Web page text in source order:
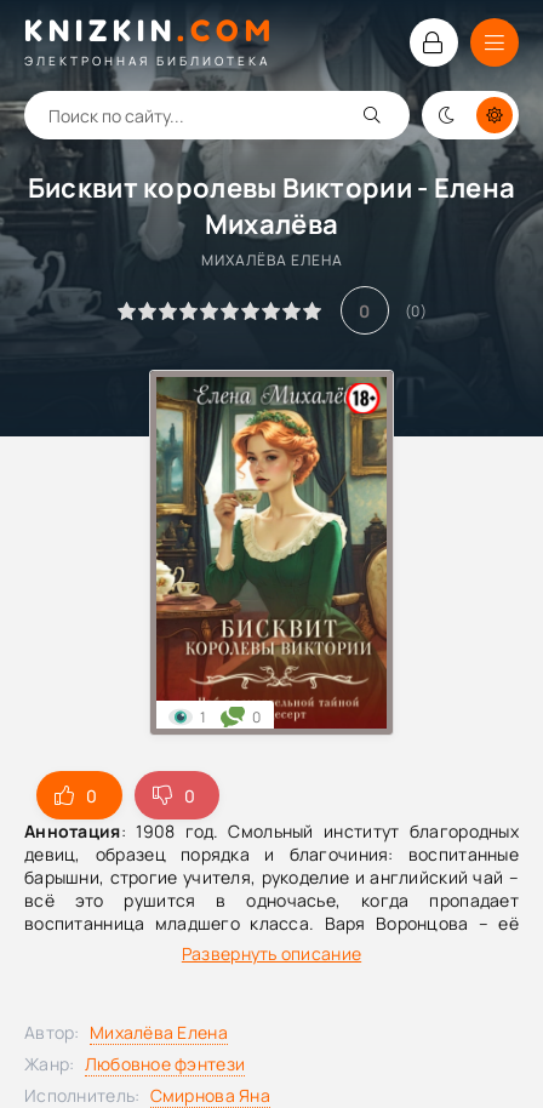
KNIZKIN.COM
ЭЛЕКТРОННАЯ БИБЛИОТЕКА
Бисквит королевы Виктории - Елена
Михалёва
МИХАЛЁВА ЕЛЕНА
0 (0)
0
0
Аннотация: 1908 год. Смольный институт благородных
девиц, образец порядка и благочиния: воспитанные
барышни, строгие учителя, рукоделие и английский чай –
всё это рушится в одночасье, когда пропадает
воспитанница младшего класса. Варя Воронцова – её
старшая подруга – уверена: за исчезновением стоит
нечто большее, чем детская шалость или побег. Это –
распутать клубок тайн, не погубив себя и не потеряв
дорогих ей людей?
Развернуть описание
1 0
Автор: Михалёва Елена
Жанр: Любовное фэнтези
Исполнитель: Смирнова Яна